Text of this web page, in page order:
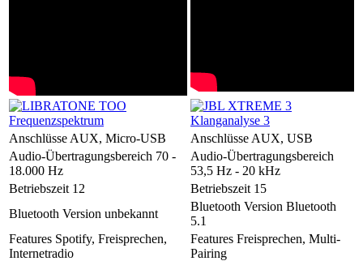
Anschlüsse AUX, Micro-USB Anschlüsse AUX, USB
Audio-Übertragungsbereich 70 -
18.000 Hz
Audio-Übertragungsbereich
53,5 Hz - 20 kHz
Betriebszeit 12 Betriebszeit 15
Bluetooth Version unbekannt
Bluetooth Version Bluetooth
5.1
Features Spotify, Freisprechen,
Internetradio
Features Freisprechen, Multi-
Pairing